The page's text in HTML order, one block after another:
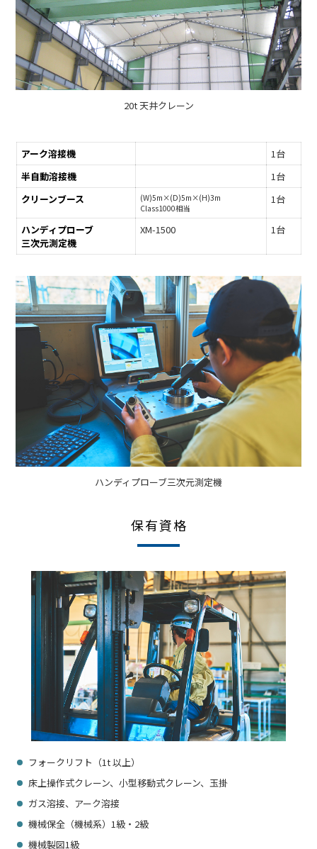
20t 天井クレーン
アーク溶接機
1台
半自動溶接機
1台
クリーンブース
(W)5m×(D)5m×(H)3m
Class1000相当
1台
ハンディプローブ
三次元測定機
XM-1500 1台
ハンディプローブ三次元測定機
保有資格
フォークリフト（1t 以上）
床上操作式クレーン、小型移動式クレーン、玉掛
ガス溶接、アーク溶接
機械保全（機械系）1級・2級
機械製図1級